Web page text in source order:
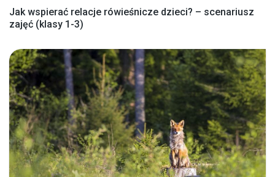
Jak wspierać relacje rówieśnicze dzieci? – scenariusz
zajęć (klasy 1-3)